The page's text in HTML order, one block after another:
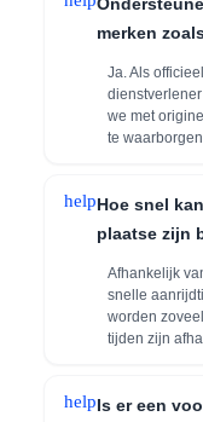
merken
Ja. Als
we met
te waarborgen.
helpHoe snel
plaatse zijn
Afhankelijk
snelle
worden
tijden zijn
helpIs er een